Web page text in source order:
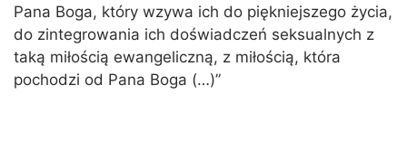
Pana Boga, który wzywa ich do piękniejszego życia,
do zintegrowania ich doświadczeń seksualnych z
taką miłością ewangeliczną, z miłością, która
pochodzi od Pana Boga (…)”